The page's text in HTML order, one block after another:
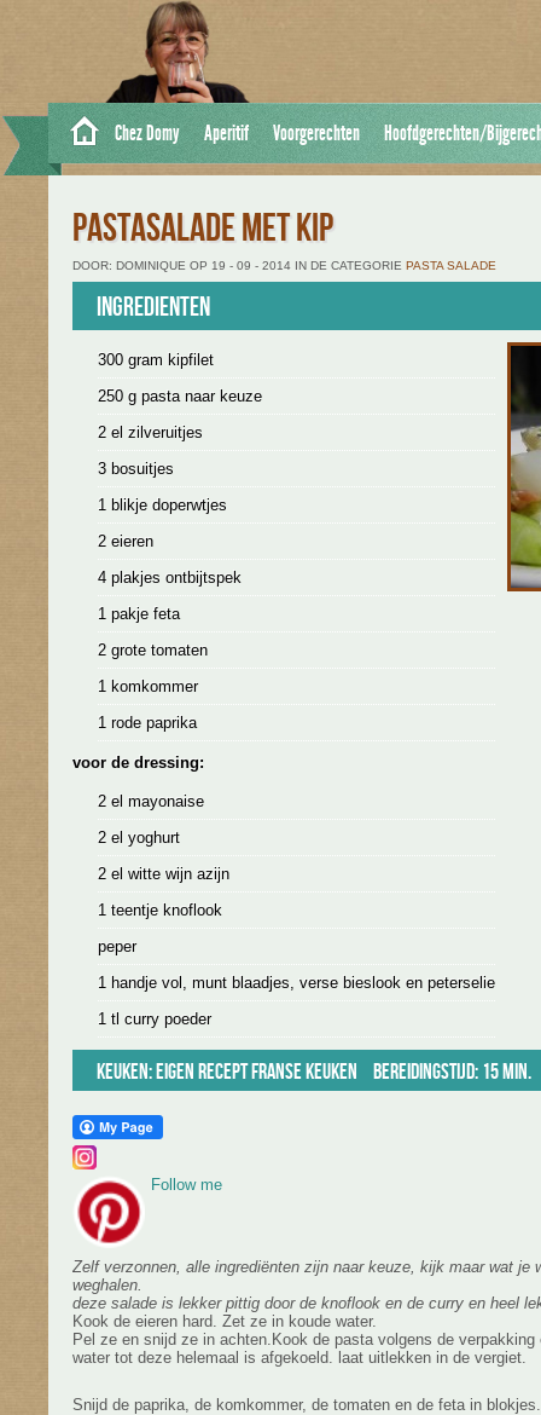
Chez Domy Aperitif Voorgerechten Hoofdgerechten/
PASTASALADE MET KIP
DOOR: DOMINIQUE OP 19 - 09 - 2014 IN DE CATEGORIE PASTA SALADE
Ingredienten
300 gram kipfilet
250 g pasta naar keuze
2 el zilveruitjes
3 bosuitjes
1 blikje doperwtjes
2 eieren
4 plakjes ontbijtspek
1 pakje feta
2 grote tomaten
1 komkommer
1 rode paprika
voor de dressing:
2 el mayonaise
2 el yoghurt
2 el witte wijn azijn
1 teentje knoflook
peper
1 handje vol, munt blaadjes, verse bieslook en peterselie
1 tl curry poeder
Keuken: Eigen recept Franse keuken Bereidingstijd: 15 min.
Follow me
Zelf verzonnen, alle ingrediënten zijn naar keuze, kijk maar wat je
weghalen.
deze salade is lekker pittig door de knoflook en de curry en heel
Kook de eieren hard. Zet ze in koude water.
Pel ze en snijd ze in achten.Kook de pasta volgens de
water tot deze helemaal is afgekoeld. laat uitlekken in de vergiet.
Snijd de paprika, de komkommer, de tomaten en de feta in blokjes.